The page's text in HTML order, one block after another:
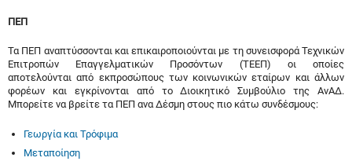
ΠΕΠ
Τα ΠΕΠ αναπτύσσονται και επικαιροποιούνται με τη συνεισφορά Τεχνικών
Επιτροπών Επαγγελματικών Προσόντων (ΤΕΕΠ) οι οποίες
αποτελούνται από εκπροσώπους των κοινωνικών εταίρων και άλλων
φορέων και εγκρίνονται από το Διοικητικό Συμβούλιο της ΑνΑΔ.
Μπορείτε να βρείτε τα ΠΕΠ ανα Δέσμη στους πιο κάτω συνδέσμους:
Γεωργία και Τρόφιμα
Μεταποίηση